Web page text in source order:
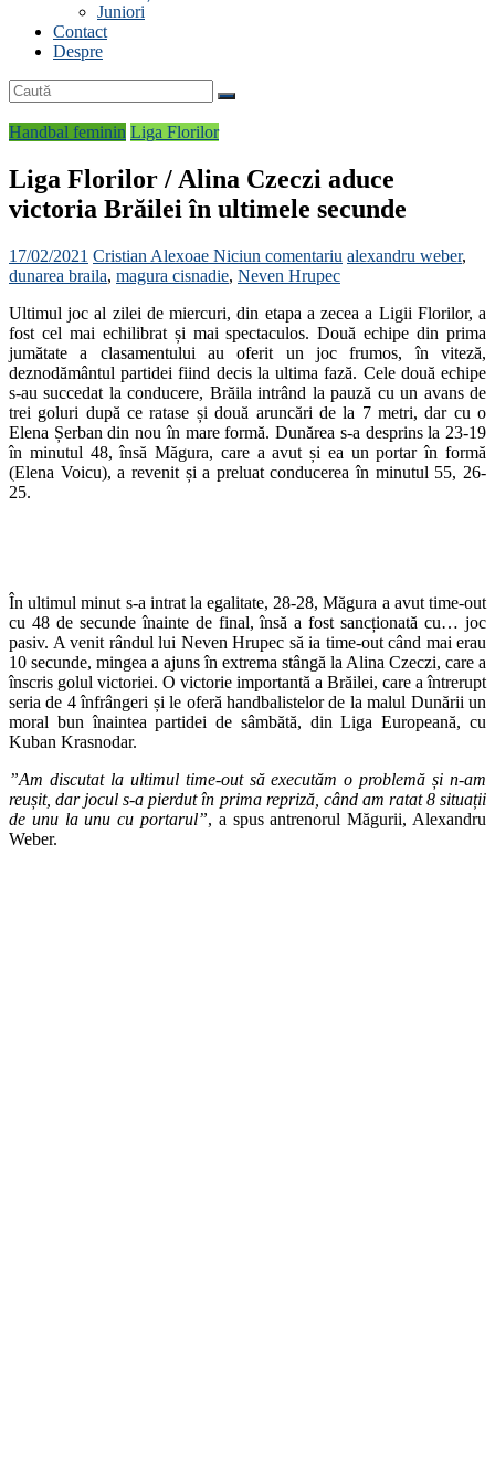
Juniori
Contact
Despre
Handbal feminin Liga Florilor
Liga Florilor / Alina Czeczi aduce
victoria Brăilei în ultimele secunde
17/02/2021 Cristian Alexoae Niciun comentariu alexandru weber,
dunarea braila, magura cisnadie, Neven Hrupec
Ultimul joc al zilei de miercuri, din etapa a zecea a Ligii Florilor, a
fost cel mai echilibrat și mai spectaculos. Două echipe din prima
jumătate a clasamentului au oferit un joc frumos, în viteză,
deznodământul partidei fiind decis la ultima fază. Cele două echipe
s-au succedat la conducere, Brăila intrând la pauză cu un avans de
trei goluri după ce ratase și două aruncări de la 7 metri, dar cu o
Elena Șerban din nou în mare formă. Dunărea s-a desprins la 23-19
în minutul 48, însă Măgura, care a avut și ea un portar în formă
(Elena Voicu), a revenit și a preluat conducerea în minutul 55, 26-
25.
În ultimul minut s-a intrat la egalitate, 28-28, Măgura a avut time-out
cu 48 de secunde înainte de final, însă a fost sancționată cu… joc
pasiv. A venit rândul lui Neven Hrupec să ia time-out când mai erau
10 secunde, mingea a ajuns în extrema stângă la Alina Czeczi, care a
înscris golul victoriei. O victorie importantă a Brăilei, care a întrerupt
seria de 4 înfrângeri și le oferă handbalistelor de la malul Dunării un
moral bun înaintea partidei de sâmbătă, din Liga Europeană, cu
Kuban Krasnodar.
”Am discutat la ultimul time-out să executăm o problemă și n-am
reușit, dar jocul s-a pierdut în prima repriză, când am ratat 8 situații
de unu la unu cu portarul”, a spus antrenorul Măgurii, Alexandru
Weber.